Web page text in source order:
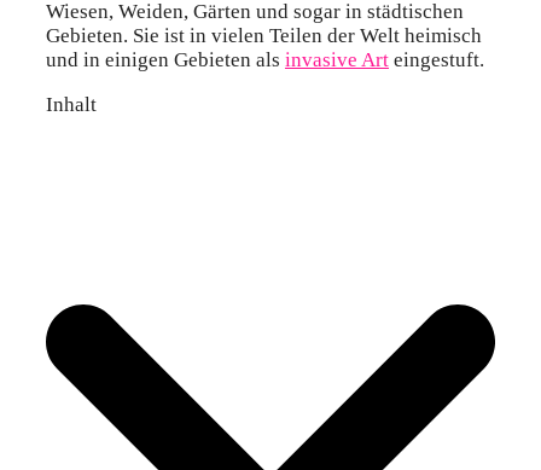
Wiesen, Weiden, Gärten und sogar in städtischen
Gebieten. Sie ist in vielen Teilen der Welt heimisch
und in einigen Gebieten als invasive Art eingestuft.
Inhalt